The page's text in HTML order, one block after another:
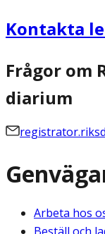
Kontakta
Frågor om
diarium
Arbeta hos